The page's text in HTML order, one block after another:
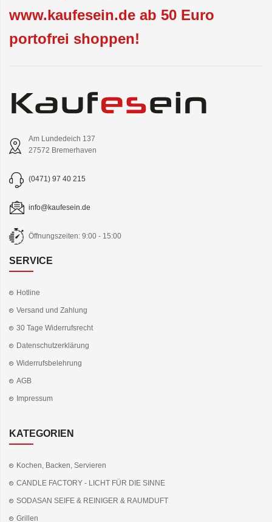
www.kaufesein.de ab 50 Euro
portofrei shoppen!
Am Lundedeich 137
27572 Bremerhaven
(0471) 97 40 215
info@kaufesein.de
Öffnungszeiten: 9:00 - 15:00
SERVICE
Hotline
Versand und Zahlung
30 Tage Widerrufsrecht
Datenschutzerklärung
Widerrufsbelehrung
AGB
Impressum
KATEGORIEN
Kochen, Backen, Servieren
CANDLE FACTORY - LICHT FÜR DIE SINNE
SODASAN SEIFE & REINIGER & RAUMDUFT
Grillen